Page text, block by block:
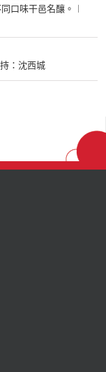
口味干邑名釀。︱
：沈西城